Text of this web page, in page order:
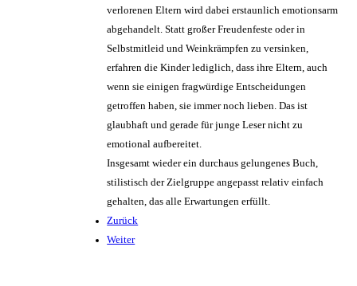
verlorenen Eltern wird dabei erstaunlich emotionsarm
abgehandelt. Statt großer Freudenfeste oder in
Selbstmitleid und Weinkrämpfen zu versinken,
erfahren die Kinder lediglich, dass ihre Eltern, auch
wenn sie einigen fragwürdige Entscheidungen
getroffen haben, sie immer noch lieben. Das ist
glaubhaft und gerade für junge Leser nicht zu
emotional aufbereitet.
Insgesamt wieder ein durchaus gelungenes Buch,
stilistisch der Zielgruppe angepasst relativ einfach
gehalten, das alle Erwartungen erfüllt.
Zurück
Weiter